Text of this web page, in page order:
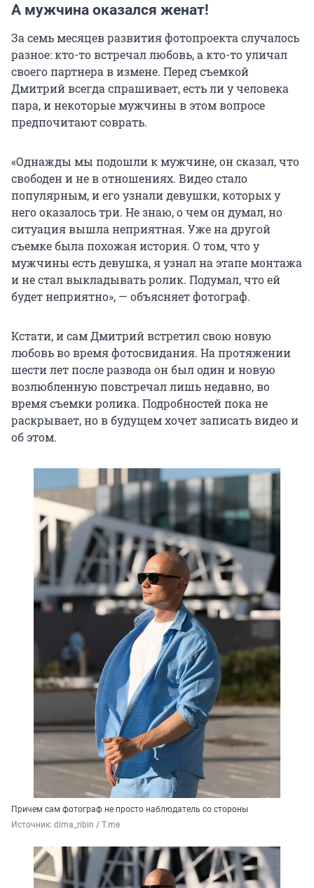
А мужчина оказался женат!
За семь месяцев развития фотопроекта случалось
разное: кто-то встречал любовь, а кто-то уличал
своего партнера в измене. Перед съемкой
Дмитрий всегда спрашивает, есть ли у человека
пара, и некоторые мужчины в этом вопросе
предпочитают соврать.
«Однажды мы подошли к мужчине, он сказал, что
свободен и не в отношениях. Видео стало
популярным, и его узнали девушки, которых у
него оказалось три. Не знаю, о чем он думал, но
ситуация вышла неприятная. Уже на другой
съемке была похожая история. О том, что у
мужчины есть девушка, я узнал на этапе монтажа
и не стал выкладывать ролик. Подумал, что ей
будет неприятно», — объясняет фотограф.
Кстати, и сам Дмитрий встретил свою новую
любовь во время фотосвидания. На протяжении
шести лет после развода он был один и новую
возлюбленную повстречал лишь недавно, во
время съемки ролика. Подробностей пока не
раскрывает, но в будущем хочет записать видео и
об этом.
Причем сам фотограф не просто наблюдатель со стороны
Источник: dima_ribin / T.me